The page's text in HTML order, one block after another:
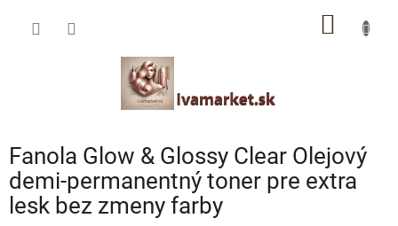
Fanola Glow & Glossy Clear Olejový
demi-permanentný toner pre extra
lesk bez zmeny farby
IVAMARKET poradca